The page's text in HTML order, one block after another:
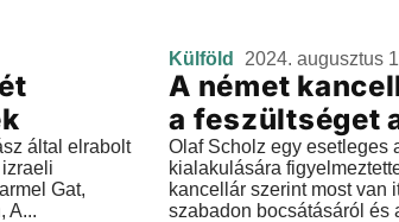
által elrabolt
Gat,
A...
Külföld 2024. augusztus
A német
a feszültséget
Olaf Scholz egy esetleges
kialakulására
kancellár szerint most van
szabadon bocsátásáról és